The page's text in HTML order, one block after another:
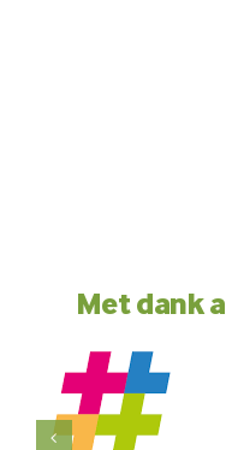
Met dank